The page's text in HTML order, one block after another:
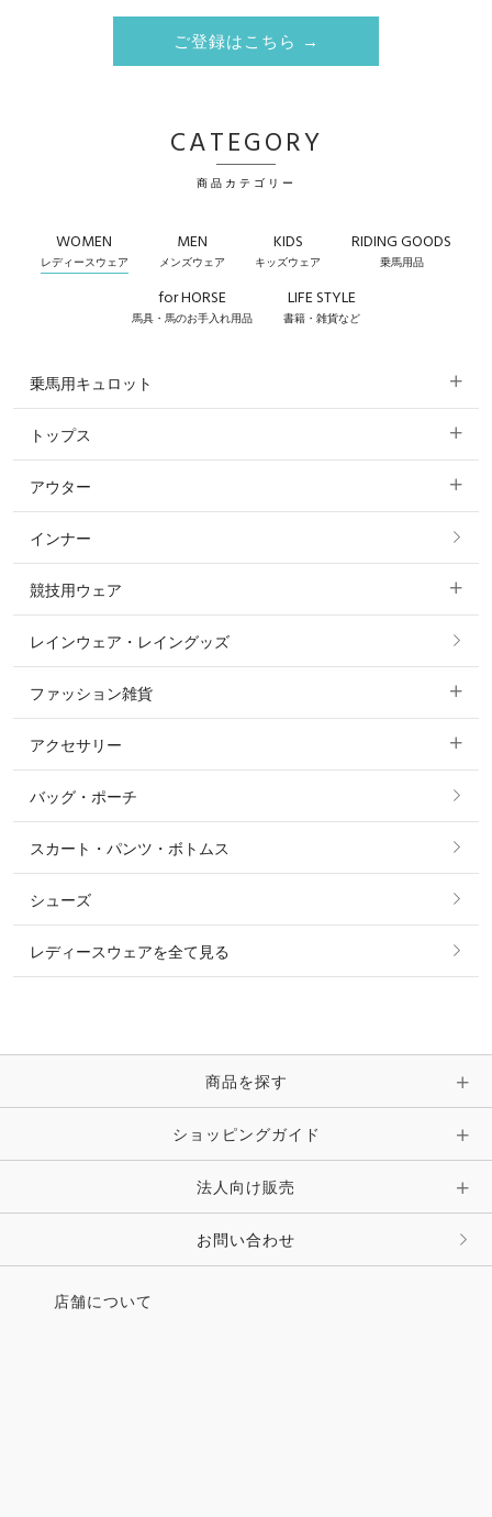
ご登録はこちら →
CATEGORY
商品カテゴリー
WOMEN
レディースウェア
MEN
メンズウェア
KIDS
キッズウェア
RIDING GOODS
乗馬用品
for HORSE
馬具・馬のお手入れ用品
LIFE STYLE
書籍・雑貨など
乗馬用キュロット
すべてのキュロット
フルグリップ・尻革 キュロット
ニーグリップ・膝革 キュロット
トップス
すべてのトップス
ポロシャツ
カットソー・Tシャツ・タンクトップ
ニット・セーター
シャツ・ブラウス・ワンピース
アウター
すべてのアウター
コート
ジャケット・ブルゾン
インナー
競技用ウェア
すべての競技用ウェア
ショージャケット
ショーシャツ
レインウェア・レイングッズ
ファッション雑貨
すべてのファッション雑貨
ソックス
ベルト
時計・財布・キーケース・革小物
キーホルダー・チャーム・ストラップ
その他 ファッション雑貨
アクセサリー
すべてのアクセサリー
リング
ピアス・イヤリング
ピン・ブローチ・コサージュ
その他 アクセサリー
バッグ・ポーチ
スカート・パンツ・ボトムス
シューズ
レディースウェアを全て見る
商品を探す
ショッピングガイド
法人向け販売
お問い合わせ
店舗について